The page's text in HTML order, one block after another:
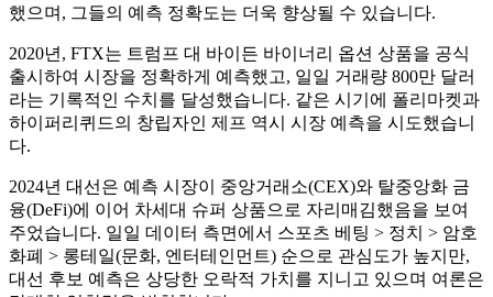
했으며, 그들의 예측 정확도는 더욱 향상될 수 있습니다.
2020년, FTX는 트럼프 대 바이든 바이너리 옵션 상품을 공식
출시하여 시장을 정확하게 예측했고, 일일 거래량 800만 달러
라는 기록적인 수치를 달성했습니다. 같은 시기에 폴리마켓과
하이퍼리퀴드의 창립자인 제프 역시 시장 예측을 시도했습니
다.
2024년 대선은 예측 시장이 중앙거래소(CEX)와 탈중앙화 금
융(DeFi)에 이어 차세대 슈퍼 상품으로 자리매김했음을 보여
주었습니다. 일일 데이터 측면에서 스포츠 베팅 > 정치 > 암호
화폐 > 롱테일(문화, 엔터테인먼트) 순으로 관심도가 높지만,
대선 후보 예측은 상당한 오락적 가치를 지니고 있으며 여론은